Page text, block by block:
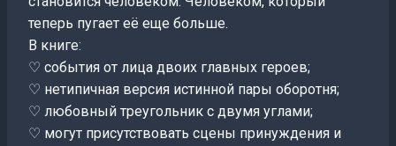
теперь пугает её еще больше.
В книге:
♡ события от лица двоих главных героев;
♡ нетипичная версия истинной пары оборотня;
♡ любовный треугольник с двумя углами;
♡ могут присутствовать сцены принуждения и